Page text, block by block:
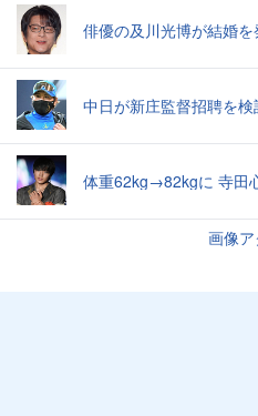
俳優の及川光博が結婚を
中日が新庄監督招聘を検
体重62kg→82kgに 寺田
画像